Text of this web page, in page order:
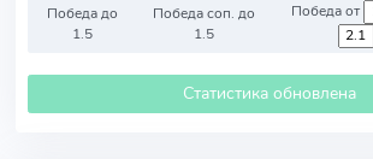
Победа до
1.5
Победа соп. до
1.5
Победа от
Статистика обновлена